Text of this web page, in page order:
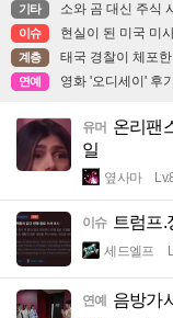
기타 소와 곰 대신 주식
이슈 현실이 된 미국 미
계층 태국 경찰이 체포
연예 영화 '오디세이' 후
유머 온리팬
일
옆사마
이슈 트럼프.
세드엘프
연예 음방가